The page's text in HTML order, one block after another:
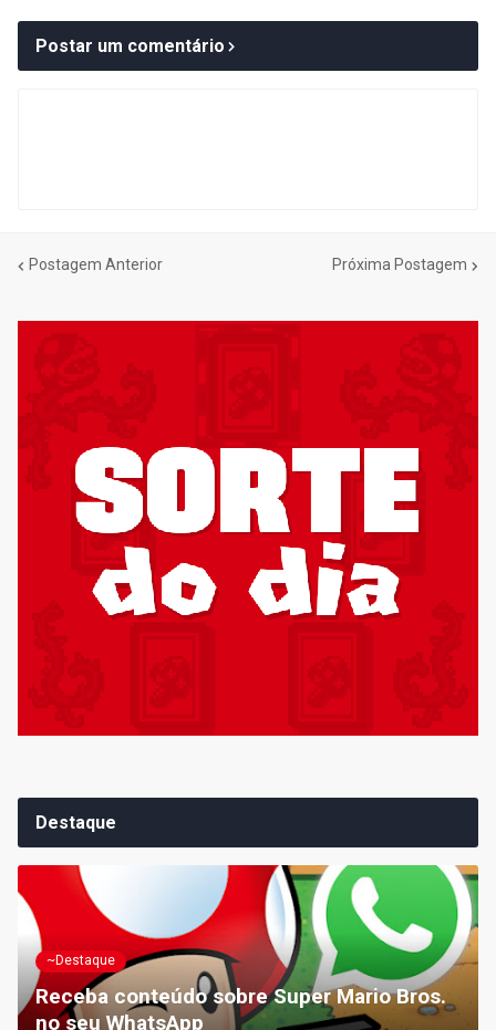
Postar um comentário
Postagem Anterior Próxima Postagem
Destaque
~Destaque
Receba conteúdo sobre Super Mario Bros.
no seu WhatsApp